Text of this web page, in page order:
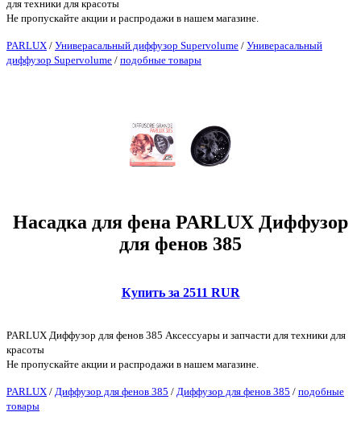
для техники для красоты
Не пропускайте акции и распродажи в нашем магазине.
PARLUX / Универасальный диффузор Supervolume / Универасальный
диффузор Supervolume / подобные товары
Насадка для фена PARLUX Диффузор
для фенов 385
Купить за 2511 RUR
PARLUX Диффузор для фенов 385 Аксессуары и запчасти для техники для
красоты
Не пропускайте акции и распродажи в нашем магазине.
PARLUX / Диффузор для фенов 385 / Диффузор для фенов 385 / подобные
товары